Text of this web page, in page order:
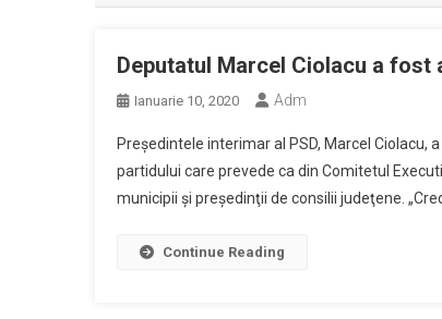
Deputatul Marcel Ciolacu a
Ianuarie 10, 2020 Adm
Preşedintele interimar al PSD, Marcel
partidului care prevede ca din Comitetul
municipii şi preşedinţii de consilii judeţene.
Continue Reading